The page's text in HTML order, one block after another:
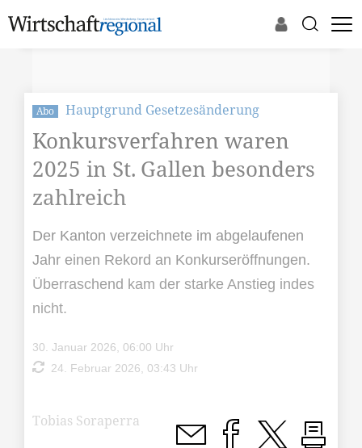
Abo Hauptgrund Gesetzesänderung
Konkursverfahren waren
2025 in St. Gallen besonders
zahlreich
Der Kanton verzeichnete im abgelaufenen
Jahr einen Rekord an Konkurseröffnungen.
Überraschend kam der starke Anstieg indes
nicht.
30. Januar 2026, 06:00 Uhr
24. Februar 2026, 03:43 Uhr
Tobias Soraperra